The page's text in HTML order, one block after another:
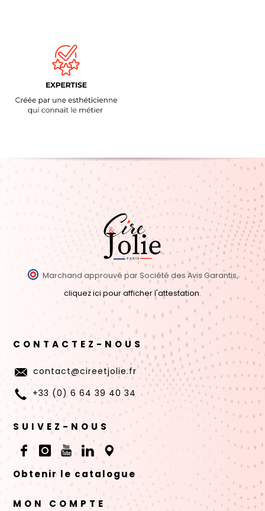
Marchand approuvé par Société des Avis Garantis,
cliquez ici pour afficher l'attestation.
CONTACTEZ-NOUS
contact@cireetjolie.fr
+33 (0) 6 64 39 40 34
SUIVEZ-NOUS
Obtenir le catalogue
MON COMPTE